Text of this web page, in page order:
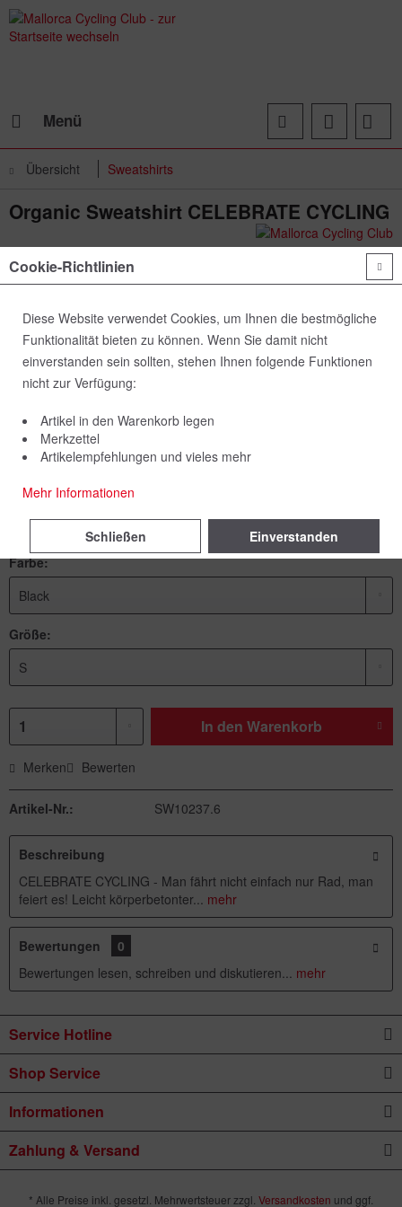
Menü
Übersicht Sweatshirts
Organic Sweatshirt CELEBRATE CYCLING
69,00 € *
Farbe:
Größe:
In den Warenkorb
Merken Bewerten
Artikel-Nr.: SW10237.6
Beschreibung
CELEBRATE CYCLING - Man fährt nicht einfach nur Rad, man
feiert es! Leicht körperbetonter... mehr
Bewertungen
0
Bewertungen lesen, schreiben und diskutieren... mehr
Service Hotline
Shop Service
Informationen
Zahlung & Versand
* Alle Preise inkl. gesetzl. Mehrwertsteuer zzgl. Versandkosten und ggf.
Cookie-Richtlinien
Diese Website verwendet Cookies, um Ihnen die bestmögliche
Funktionalität bieten zu können. Wenn Sie damit nicht
einverstanden sein sollten, stehen Ihnen folgende Funktionen
nicht zur Verfügung:
Artikel in den Warenkorb legen
Merkzettel
Artikelempfehlungen und vieles mehr
Mehr Informationen
Einverstanden
Schließen